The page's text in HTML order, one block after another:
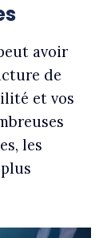
avoir
de
et vos
les